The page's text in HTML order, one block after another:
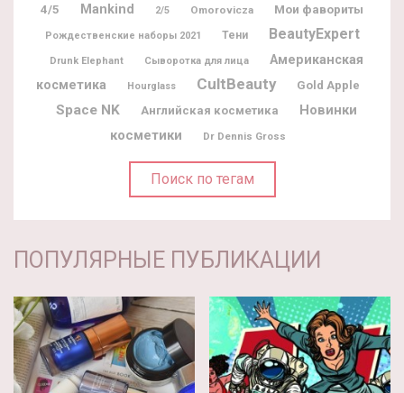
4/5 Mankind 2/5 Omorovicza Мои фавориты
Рождественские наборы 2021 Тени BeautyExpert
Drunk Elephant Сыворотка для лица
Американская
косметика
Hourglass CultBeauty Gold Apple
Space NK Английская косметика
Новинки
косметики
Dr Dennis Gross
Поиск по тегам
ПОПУЛЯРНЫЕ ПУБЛИКАЦИИ